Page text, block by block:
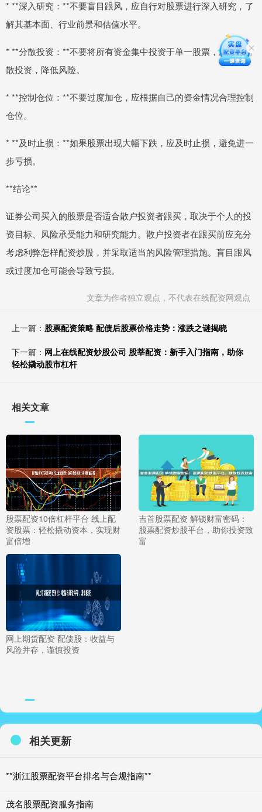
* **深入研究：**不要盲目跟风，应自行对股票进行深入研究，了
解其基本面、行业前景和估值水平。
* **分散投资：**不要将所有资金集中投资于单一股票，应进行分
散投资，降低风险。
* **控制仓位：**不要过度加仓，应根据自己的资金情况合理控制
仓位。
* **及时止损：**如果股票出现大幅下跌，应及时止损，避免进一
步亏损。
**结论**
证券公司买入的股票是否适合散户投资者跟买，取决于个人的投
资目标、风险承受能力和研究能力。散户投资者在跟买前应充分
考虑利弊怎样配资炒股，并采取适当的风险管理措施。盲目跟风
或过度加仓可能会导致亏损。
文章为作者独立观点，不代表在线配资网观点
上一篇： 股票配资策略 配债后股票价格走势：涨跌之谜揭晓
下一篇： 网上在线配资炒股公司 股莘配资：新手入门指南，助你
轻松撬动股市杠杆
相关文章
股票配资10倍杠杆平台 线上配
资股票：轻松撬动资本，实现财
富倍增
吉首股票配资 解锁财富密码：
股票配资炒股平台，助你投资致
富
网上期货配资 配债股：收益与
风险并存，谨慎投资
相关更新
**浙江股票配资平台排名与合规指南**
茂名股票配资服务指南